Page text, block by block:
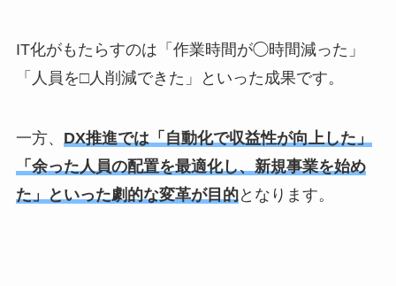
IT化がもたらすのは「作業時間が◯時間減った」
「人員を□人削減できた」といった成果です。
一方、 DX推進では「自動化で収益性が向上した」
「余った人員の配置を最適化し、新規事業を始め
た」といった劇的な変革が目的となります。